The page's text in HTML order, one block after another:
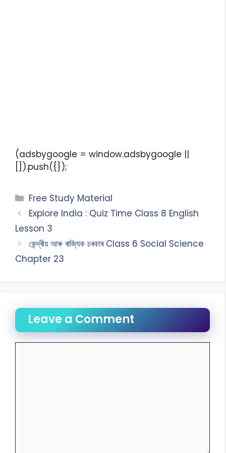
(adsbygoogle = window.adsbygoogle ||
[]).push({});
Free Study Material
Explore India : Quiz Time Class 8 English
Lesson 3
কেন্দ্ৰীয় আৰু ৰাজ্যিক চৰকাৰ Class 6 Social Science
Chapter 23
Leave a Comment